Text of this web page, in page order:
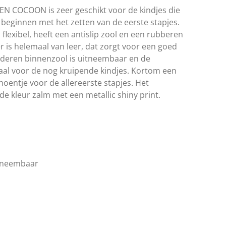
COCOON is zeer geschikt voor de kindjes die
met het zetten van de eerste stapjes.
heeft een antislip zool en een rubberen
is helemaal van leer, dat zorgt voor een goed
binnenzool is uitneembaar en de
voor de nog kruipende kindjes. Kortom een
voor de allereerste stapjes. Het
kleur zalm met een metallic shiny print.